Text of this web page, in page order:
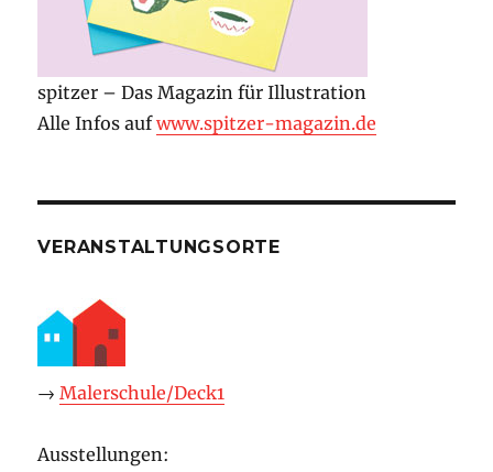
spitzer – Das Magazin für Illustration
Alle Infos aufwww.spitzer-magazin.de
VERANSTALTUNGSORTE
→Malerschule/Deck1
Ausstellungen: